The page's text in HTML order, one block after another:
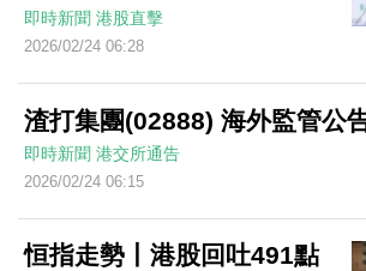
即時新聞 港股直擊
2026/02/24 06:28
渣打集團(02888) 海外監管公
即時新聞 港交所通告
2026/02/24 06:15
恒指走勢丨港股回吐491點